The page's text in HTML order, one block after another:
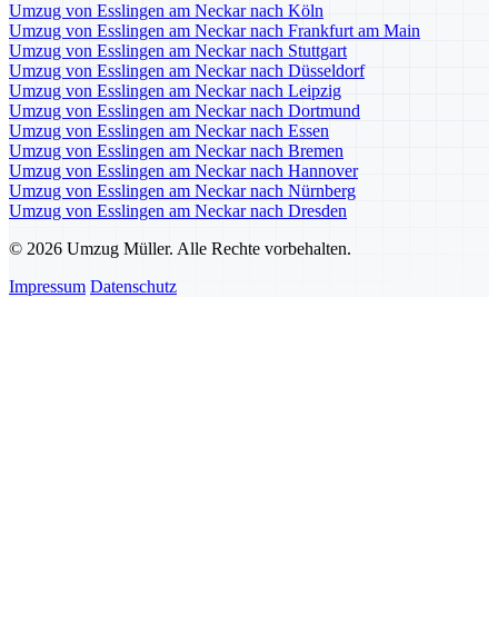
Umzug von Esslingen am Neckar nach Köln
Umzug von Esslingen am Neckar nach Frankfurt am Main
Umzug von Esslingen am Neckar nach Stuttgart
Umzug von Esslingen am Neckar nach Düsseldorf
Umzug von Esslingen am Neckar nach Leipzig
Umzug von Esslingen am Neckar nach Dortmund
Umzug von Esslingen am Neckar nach Essen
Umzug von Esslingen am Neckar nach Bremen
Umzug von Esslingen am Neckar nach Hannover
Umzug von Esslingen am Neckar nach Nürnberg
Umzug von Esslingen am Neckar nach Dresden
© 2026 Umzug Müller. Alle Rechte vorbehalten.
Impressum Datenschutz